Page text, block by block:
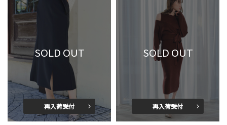
SOLD OUT
再入荷受付
SOLD OUT
再入荷受付